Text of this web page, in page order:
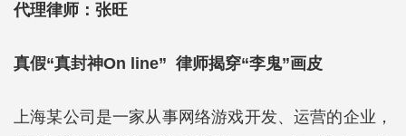
代理律师：张旺
真假“真封神On line” 律师揭穿“李鬼”画皮
上海某公司是一家从事网络游戏开发、运营的企业，